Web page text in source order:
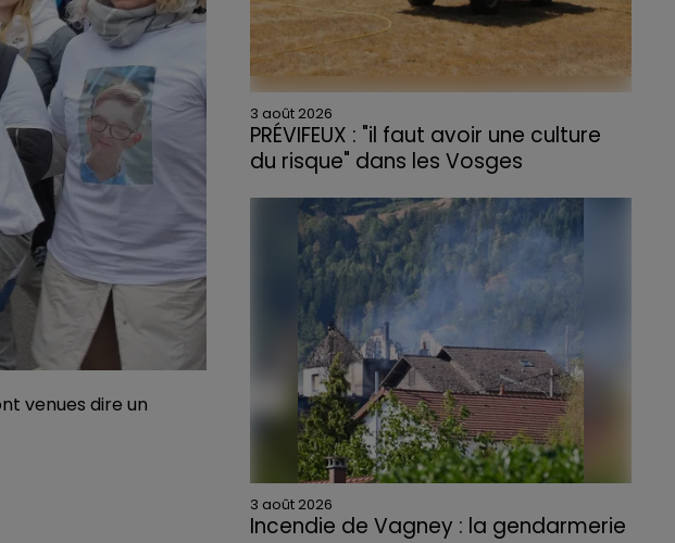
venues dire un
3 août 2026
PRÉVIFEUX : "il faut avoir une culture
du risque" dans les Vosges
3 août 2026
Incendie de Vagney : la gendarmerie